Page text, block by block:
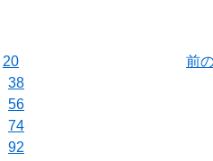
20
38
56
74
92
前